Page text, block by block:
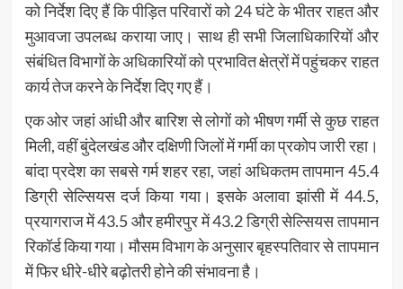
को निर्देश दिए हैं कि पीड़ित परिवारों को 24 घंटे के भीतर राहत और
मुआवजा उपलब्ध कराया जाए। साथ ही सभी जिलाधिकारियों और
संबंधित विभागों के अधिकारियों को प्रभावित क्षेत्रों में पहुंचकर राहत
कार्य तेज करने के निर्देश दिए गए हैं।
एक ओर जहां आंधी और बारिश से लोगों को भीषण गर्मी से कुछ राहत
मिली, वहीं बुंदेलखंड और दक्षिणी जिलों में गर्मी का प्रकोप जारी रहा।
बांदा प्रदेश का सबसे गर्म शहर रहा, जहां अधिकतम तापमान 45.4
डिग्री सेल्सियस दर्ज किया गया। इसके अलावा झांसी में 44.5,
प्रयागराज में 43.5 और हमीरपुर में 43.2 डिग्री सेल्सियस तापमान
रिकॉर्ड किया गया। मौसम विभाग के अनुसार बृहस्पतिवार से तापमान
में फिर धीरे-धीरे बढ़ोतरी होने की संभावना है।